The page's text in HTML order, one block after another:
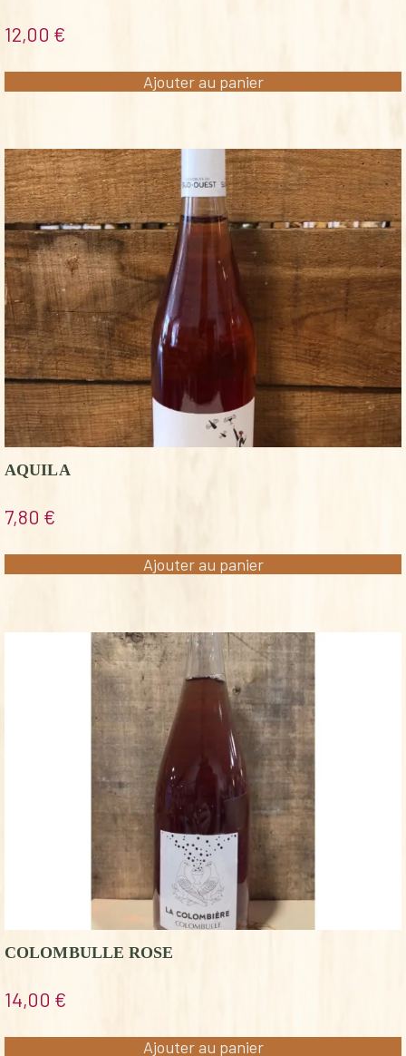
12,00 €
Ajouter au panier
AQUILA
7,80 €
Ajouter au panier
COLOMBULLE ROSE
14,00 €
Ajouter au panier